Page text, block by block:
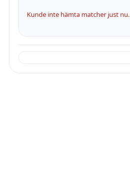
Kunde inte hämta matcher just nu.